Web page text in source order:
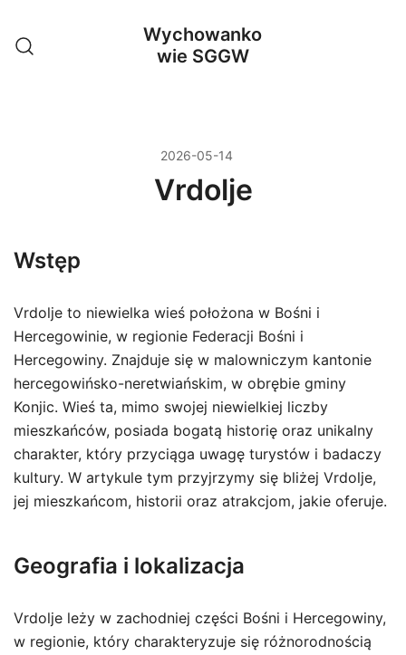
treści
Wychowanko
wie SGGW
2026-05-14
Vrdolje
Wstęp
Vrdolje to niewielka wieś położona w Bośni i
Hercegowinie, w regionie Federacji Bośni i
Hercegowiny. Znajduje się w malowniczym kantonie
hercegowińsko-neretwiańskim, w obrębie gminy
Konjic. Wieś ta, mimo swojej niewielkiej liczby
mieszkańców, posiada bogatą historię oraz unikalny
charakter, który przyciąga uwagę turystów i badaczy
kultury. W artykule tym przyjrzymy się bliżej Vrdolje,
jej mieszkańcom, historii oraz atrakcjom, jakie oferuje.
Geografia i lokalizacja
Vrdolje leży w zachodniej części Bośni i Hercegowiny,
w regionie, który charakteryzuje się różnorodnością